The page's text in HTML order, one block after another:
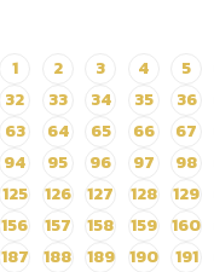
ประกาศ เปลี่ยนแปลง
แผนการจัดซื้อจัดจ้าง ประจำ
ปีงบประมาณ 2564 จ้าง
โครงการพัฒนาแหล่งท่อง
เที่ยวโลกเสมือนจริง
สำนักงานเชียงใหม่ไนท์
ซาฟารี
1 2 3 4 5
32
33 34 35 36
63
64 65 66 67
94
95 96 97 98
125
126 127 128 129
156
157 158 159 160
187
188 189 190 191